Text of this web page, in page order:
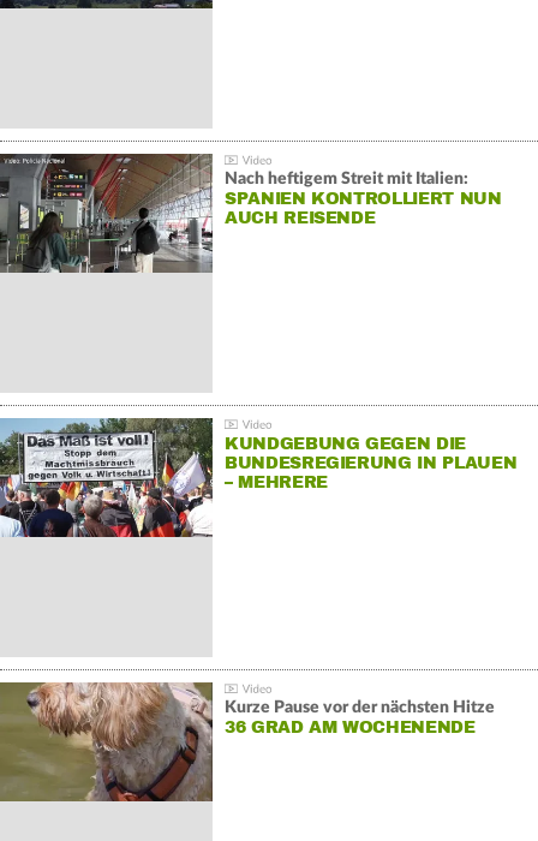
Nach heftigem Streit mit Italien:
SPANIEN KONTROLLIERT NUN
AUCH REISENDE
KUNDGEBUNG GEGEN DIE
BUNDESREGIERUNG IN PLAUEN
– MEHRERE
Kurze Pause vor der nächsten Hitze
36 GRAD AM WOCHENENDE